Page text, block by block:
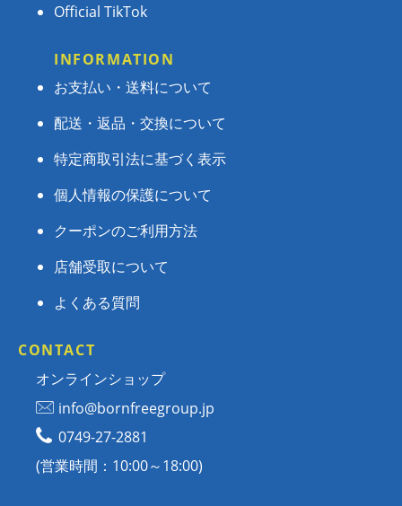
Official TikTok
INFORMATION
お支払い・送料について
配送・返品・交換について
特定商取引法に基づく表示
個人情報の保護について
クーポンのご利用方法
店舗受取について
よくある質問
CONTACT
オンラインショップ
info@bornfreegroup.jp
0749-27-2881
(営業時間：10:00～18:00)